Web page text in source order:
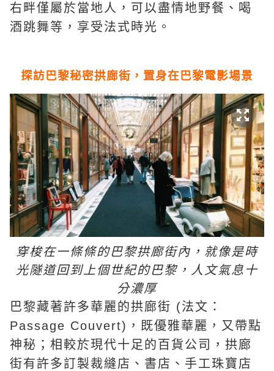
右畔僅屬於當地人，可以盡情地野餐、喝
酒跳舞等，享受法式時光。
探訪巴黎秘密拱廊街，置身在巴黎電影場景
穿梭在一條條的巴黎拱廊街內，就像是時
光隧道回到上個世紀的巴黎，人文氣息十
分濃厚
巴黎藏著許多華麗的拱廊街 (法文：
Passage Couvert)，既優雅華麗，又帶點
神秘；相較於現代十足的百貨公司，拱廊
街有許多訂製裁縫店、書店、手工珠寶店